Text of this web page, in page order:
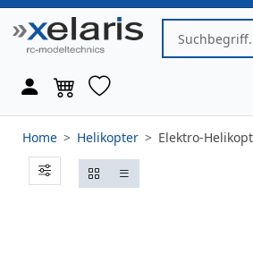
Home Helikopter Elektro-